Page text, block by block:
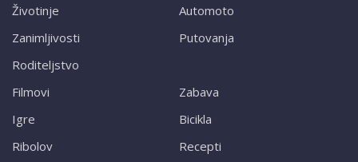
Životinje
Zanimljivosti
Roditeljstvo
Automoto
Putovanja
Filmovi
Igre
Ribolov
Zabava
Bicikla
Recepti